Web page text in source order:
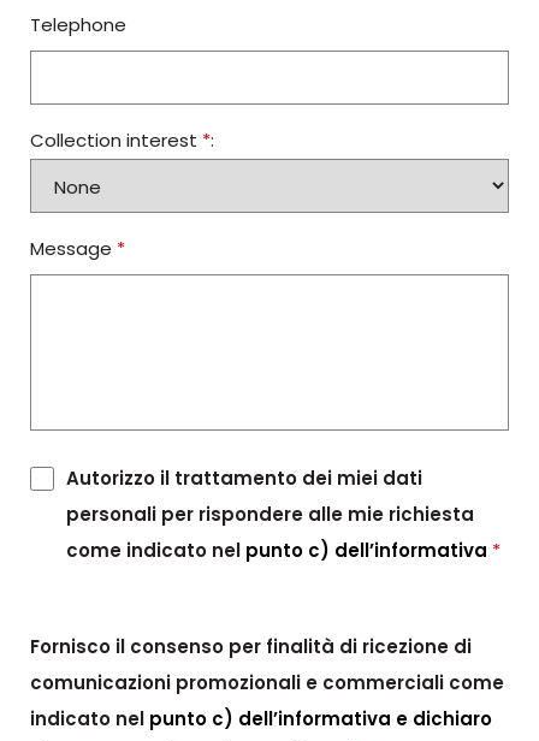
Telephone
Collection interest *:
Message *
Autorizzo il trattamento dei miei dati
personali per rispondere alle mie richiesta
come indicato nel punto c) dell’informativa *
Fornisco il consenso per finalità di ricezione di
comunicazioni promozionali e commerciali come
indicato nel punto c) dell’informativa e dichiaro